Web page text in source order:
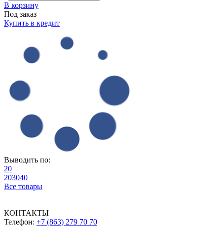
В корзину
Под заказ
Купить в кредит
Выводить по:
20
203040
Все товары
КОНТАКТЫ
Телефон: +7 (863) 279 70 70